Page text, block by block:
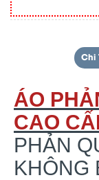
Chi
ÁO
CAO
PHẢN
KHÔNG